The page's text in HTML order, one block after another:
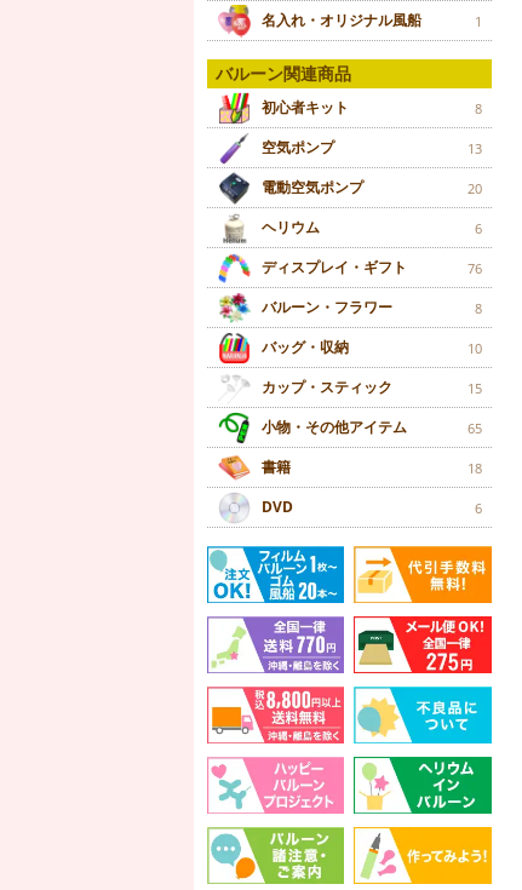
名入れ・オリジナル風船 1
バルーン関連商品
初心者キット 8
空気ポンプ 13
電動空気ポンプ 20
ヘリウム 6
ディスプレイ・ギフト 76
バルーン・フラワー 8
バッグ・収納 10
カップ・スティック 15
小物・その他アイテム 65
書籍 18
DVD 6